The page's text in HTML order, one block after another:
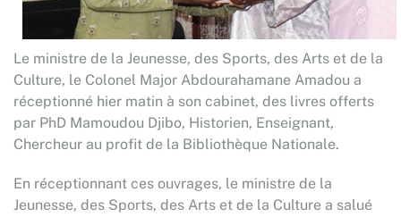
Le ministre de la Jeunesse, des Sports, des Arts et de la
Culture, le Colonel Major Abdourahamane Amadou a
réceptionné hier matin à son cabinet, des livres offerts
par PhD Mamoudou Djibo, Historien, Enseignant,
Chercheur au profit de la Bibliothèque Nationale.
En réceptionnant ces ouvrages, le ministre de la
Jeunesse, des Sports, des Arts et de la Culture a salué